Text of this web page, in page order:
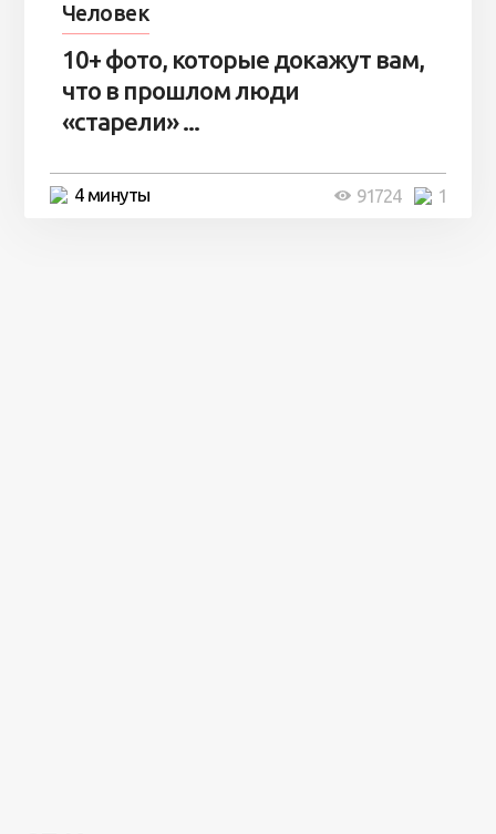
Человек
10+ фото, которые докажут вам,
что в прошлом люди
«старели» ...
4 минуты 1
91724